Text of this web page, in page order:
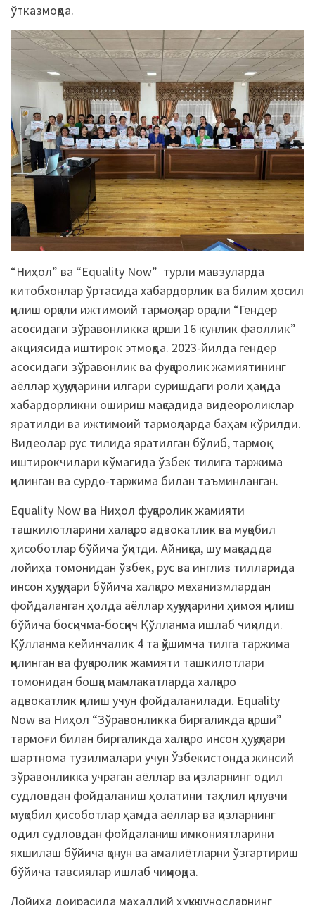
ўтказмоқда.
“Ниҳол” ва “Equality Now” турли мавзуларда
китобхонлар ўртасида хабардорлик ва билим ҳосил
қилиш орқали ижтимоий тармоқлар орқали “Гендер
асосидаги зўравонликка қарши 16 кунлик фаоллик”
акциясида иштирок этмоқда. 2023-йилда гендер
асосидаги зўравонлик ва фуқаролик жамиятининг
аёллар ҳуқуқларини илгари суришдаги роли ҳақида
хабардорликни ошириш мақсадида видеороликлар
яратилди ва ижтимоий тармоқларда баҳам кўрилди.
Видеолар рус тилида яратилган бўлиб, тармоқ
иштирокчилари кўмагида ўзбек тилига таржима
қилинган ва сурдо-таржима билан таъминланган.
Equality Now ва Ниҳол фуқаролик жамияти
ташкилотларини халқаро адвокатлик ва муқобил
ҳисоботлар бўйича ўқитди. Айниқса, шу мақсадда
лойиҳа томонидан ўзбек, рус ва инглиз тилларида
инсон ҳуқуқлари бўйича халқаро механизмлардан
фойдаланган ҳолда аёллар ҳуқуқларини ҳимоя қилиш
бўйича босқичма-босқич Қўлланма ишлаб чиқилди.
Қўлланма кейинчалик 4 та қўшимча тилга таржима
қилинган ва фуқаролик жамияти ташкилотлари
томонидан бошқа мамлакатларда халқаро
адвокатлик қилиш учун фойдаланилади. Equality
Now ва Ниҳол “Зўравонликка биргаликда қарши”
тармоғи билан биргаликда халқаро инсон ҳуқуқлари
шартнома тузилмалари учун Ўзбекистонда жинсий
зўравонликка учраган аёллар ва қизларнинг одил
судловдан фойдаланиш ҳолатини таҳлил қилувчи
муқобил ҳисоботлар ҳамда аёллар ва қизларнинг
одил судловдан фойдаланиш имкониятларини
яхшилаш бўйича қонун ва амалиётларни ўзгартириш
бўйича тавсиялар ишлаб чиқмоқда.
Лойиҳа доирасида маҳаллий ҳуқуқшуносларнинг